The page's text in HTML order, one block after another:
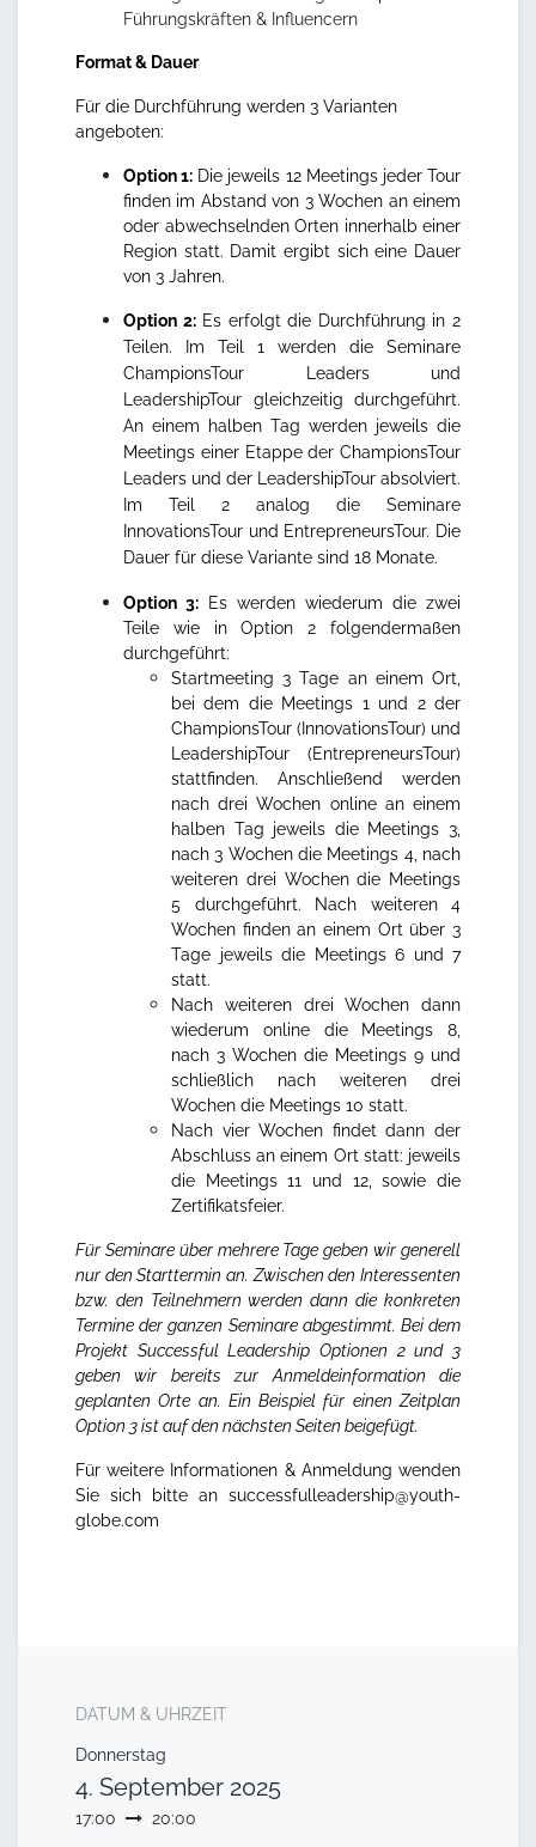
Führungskräften & Influencern
Format & Dauer
Für die Durchführung werden 3 Varianten
angeboten:
Option 1: Die jeweils 12 Meetings jeder Tour
finden im Abstand von 3 Wochen an einem
oder abwechselnden Orten innerhalb einer
Region statt. Damit ergibt sich eine Dauer
von 3 Jahren.
Option 2: Es erfolgt die Durchführung in 2
Teilen. Im Teil 1 werden die Seminare
ChampionsTour Leaders und
LeadershipTour gleichzeitig durchgeführt.
An einem halben Tag werden jeweils die
Meetings einer Etappe der ChampionsTour
Leaders und der LeadershipTour absolviert.
Im Teil 2 analog die Seminare
InnovationsTour und EntrepreneursTour. Die
Dauer für diese Variante sind 18 Monate.
Option 3: Es werden wiederum die zwei
Teile wie in Option 2 folgendermaßen
durchgeführt:
Startmeeting 3 Tage an einem Ort,
bei dem die Meetings 1 und 2 der
ChampionsTour (InnovationsTour) und
LeadershipTour (EntrepreneursTour)
stattfinden. Anschließend werden
nach drei Wochen online an einem
halben Tag jeweils die Meetings 3,
nach 3 Wochen die Meetings 4, nach
weiteren drei Wochen die Meetings
5 durchgeführt. Nach weiteren 4
Wochen finden an einem Ort über 3
Tage jeweils die Meetings 6 und 7
statt.
Nach weiteren drei Wochen dann
wiederum online die Meetings 8,
nach 3 Wochen die Meetings 9 und
schließlich nach weiteren drei
Wochen die Meetings 10 statt.
Nach vier Wochen findet dann der
Abschluss an einem Ort statt: jeweils
die Meetings 11 und 12, sowie die
Zertifikatsfeier.
Für Seminare über mehrere Tage geben wir generell
nur den Starttermin an. Zwischen den Interessenten
bzw. den Teilnehmern werden dann die konkreten
Termine der ganzen Seminare abgestimmt. Bei dem
Projekt Successful Leadership Optionen 2 und 3
geben wir bereits zur Anmeldeinformation die
geplanten Orte an. Ein Beispiel für einen Zeitplan
Option 3 ist auf den nächsten Seiten beigefügt.
Für weitere Informationen & Anmeldung wenden
Sie sich bitte an successfulleadership@youth-
globe.com
DATUM & UHRZEIT
Donnerstag
4. September 2025
17:00 20:00